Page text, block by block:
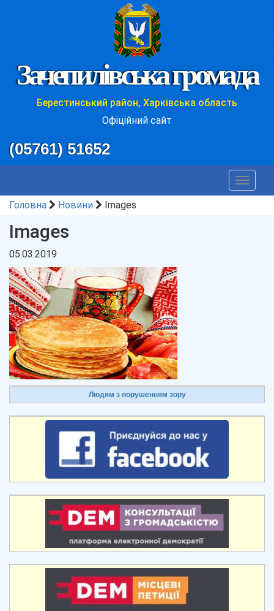
Зачепилівська громада
Берестинський район, Харківська область
Офіційний сайт
(05761) 51652
Toggle
Головна
Новини Images
Images
05.03.2019
Людям з порушенням зору